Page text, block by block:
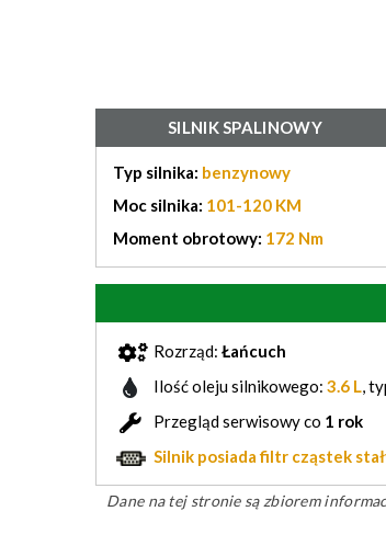
SILNIK SPALINOWY
Typ silnika: benzynowy
Moc silnika: 101-120 KM
Moment obrotowy: 172 Nm
Rozrząd: Łańcuch
Ilość oleju silnikowego: 3.6 L,
Przegląd serwisowy co 1 rok
Silnik posiada filtr cząstek
Dane na tej stronie są zbiorem